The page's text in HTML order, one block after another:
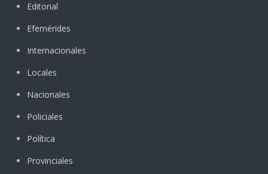
Editorial
Efemérides
Internacionales
Locales
Nacionales
Policiales
Política
Provinciales